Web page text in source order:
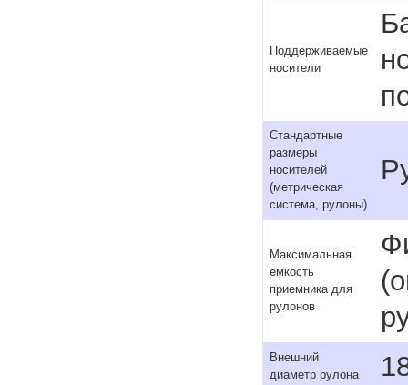
Поддерживаемые
носители
Стандартные
размеры
носителей
(метрическая
система, рулоны)
Максимальная
емкость
приемника для
рулонов
Внешний
диаметр рулона